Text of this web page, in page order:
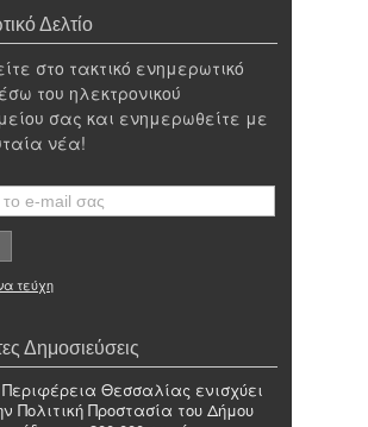
Δελτίο
στο τακτικό ενημερωτικό
του ηλεκτρονικού
σας και ενημερωθείτε με
νέα!
τεύχη
Δημοσιεύσεις
Θεσσαλίας ενισχύει
Πολιτική Προστασία του Δήμου